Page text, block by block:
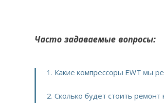
Часто задаваемые вопросы:
1. Какие компрессоры EWT мы
2. Сколько будет стоить ремонт